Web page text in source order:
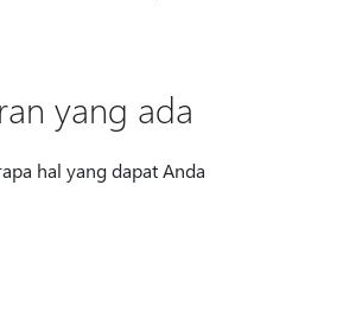
yang ada
hal yang dapat Anda